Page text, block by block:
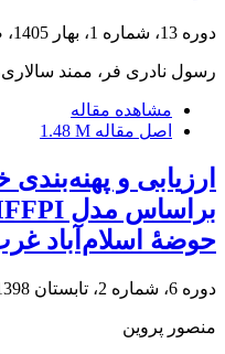
دوره 13، شماره 1، بهار 1405، صفحه
رسول نادری فر، ممند
مشاهده مقاله
اصل مقاله 1.48 M
ارزیابی و
حوضۀ اسلام‌آباد
دوره 6، شماره 2، تابستان 1398، صفحه
منصور پروین